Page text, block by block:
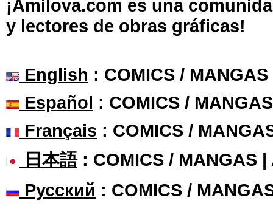
¡Amilova.com es una
y lectores de obras gráficas!
English : COMICS /
Español : COMICS /
Français : COMICS /
日本語: COMICS / MANGAS |
Русский : COMICS /